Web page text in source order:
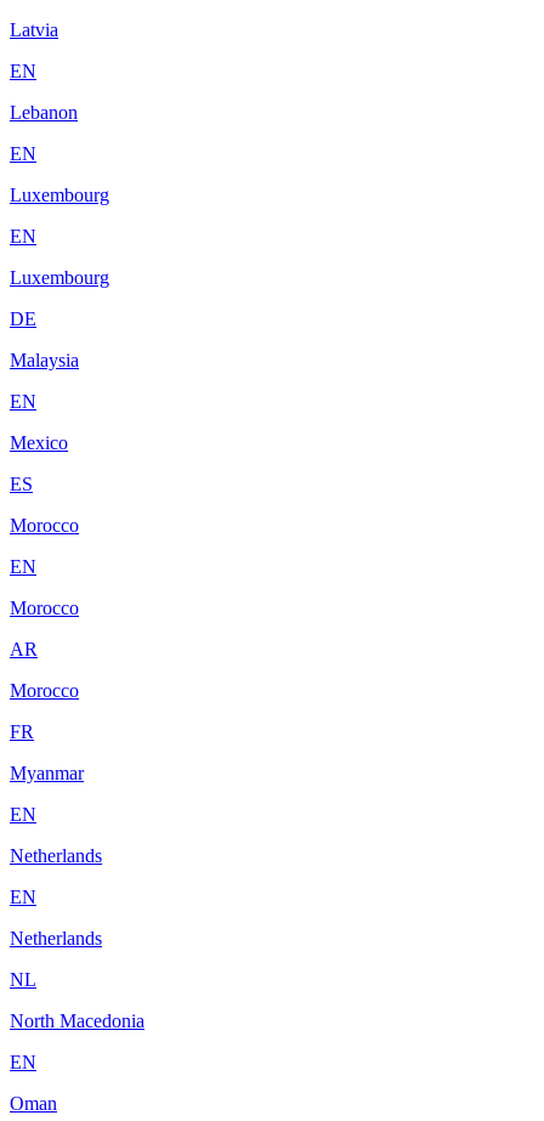
Latvia
EN
Lebanon
EN
Luxembourg
EN
Luxembourg
DE
Malaysia
EN
Mexico
ES
Morocco
EN
Morocco
AR
Morocco
FR
Myanmar
EN
Netherlands
EN
Netherlands
NL
North Macedonia
EN
Oman